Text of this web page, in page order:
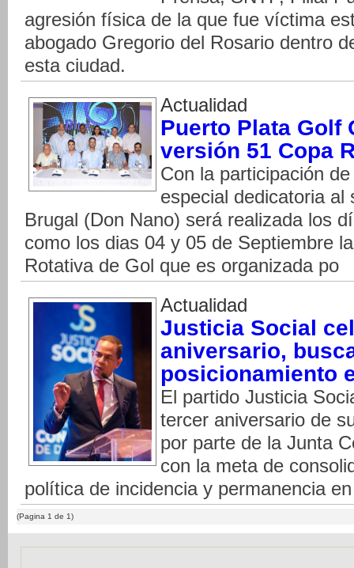
agresión física de la que fue víctima
abogado Gregorio del Rosario dentro
esta ciudad.
Actualidad
Puerto Plata Golf
versión 51 Copa
Con la participación
especial dedicatoria
Brugal (Don Nano) será realizada los
como los dias 04 y 05 de Septiembre
Rotativa de Gol que es organizada po
Actualidad
Justicia Social
aniversario,
posicionamiento
El partido Justicia
tercer aniversario de
por parte de la Junta
con la meta de
política de incidencia y permanencia
(Pagina 1 de 1)